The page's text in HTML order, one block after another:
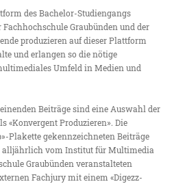
des Bachelor-Studiengangs
Graubünden und der
produzieren auf dieser Plattform
und erlangen so die nötige
Umfeld in Medien und
Beiträge sind eine Auswahl der
«Konvergent Produzieren». Die
Plakette gekennzeichneten Beiträge
alljährlich vom Institut für Multimedia
Graubünden veranstalteten
Fachjury mit einem «Digezz-